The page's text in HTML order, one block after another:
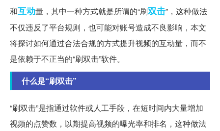
和互动量，其中一种方式就是所谓的“刷双击”，这种做法
不仅违反了平台规则，也可能对账号造成不良影响，本文
将探讨如何通过合法合规的方式提升视频的互动量，而不
是依赖于不正当的“刷双击”软件。
什么是“刷双击”
“刷双击”是指通过软件或人工手段，在短时间内大量增加
视频的点赞数，以期提高视频的曝光率和排名，这种做法